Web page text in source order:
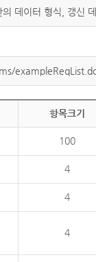
데이터 형식, 갱신
항목크기
100
4
4
4